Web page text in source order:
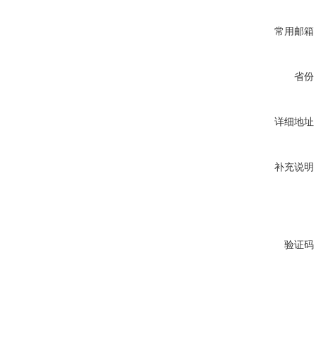
常用邮箱
省份
详细地址
补充说明
验证码